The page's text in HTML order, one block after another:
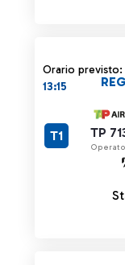
Orario previsto:
13:15
TP
T1